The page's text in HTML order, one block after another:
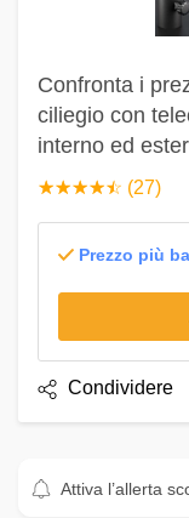
Confronta i
ciliegio con
interno ed
☆☆☆☆☆
★★★★★ (27)
Prezzo più
Condividere
Attiva l’allerta